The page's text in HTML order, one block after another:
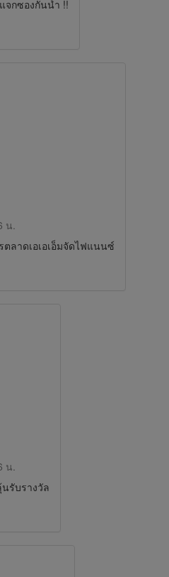
จกซองกันน้ำ !!
น.
ลาดเอเอเอ็มจัดไฟแนนซ์
น.
รับรางวัล